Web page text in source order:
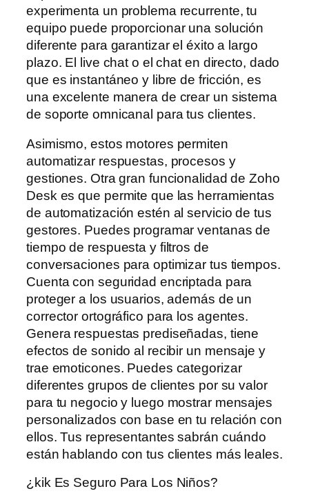
experimenta un problema recurrente, tu
equipo puede proporcionar una solución
diferente para garantizar el éxito a largo
plazo. El live chat o el chat en directo, dado
que es instantáneo y libre de fricción, es
una excelente manera de crear un sistema
de soporte omnicanal para tus clientes.
Asimismo, estos motores permiten
automatizar respuestas, procesos y
gestiones. Otra gran funcionalidad de Zoho
Desk es que permite que las herramientas
de automatización estén al servicio de tus
gestores. Puedes programar ventanas de
tiempo de respuesta y filtros de
conversaciones para optimizar tus tiempos.
Cuenta con seguridad encriptada para
proteger a los usuarios, además de un
corrector ortográfico para los agentes.
Genera respuestas prediseñadas, tiene
efectos de sonido al recibir un mensaje y
trae emoticones. Puedes categorizar
diferentes grupos de clientes por su valor
para tu negocio y luego mostrar mensajes
personalizados con base ​​en tu relación con
ellos. Tus representantes sabrán cuándo
están hablando con tus clientes más leales.
¿kik Es Seguro Para Los Niños?